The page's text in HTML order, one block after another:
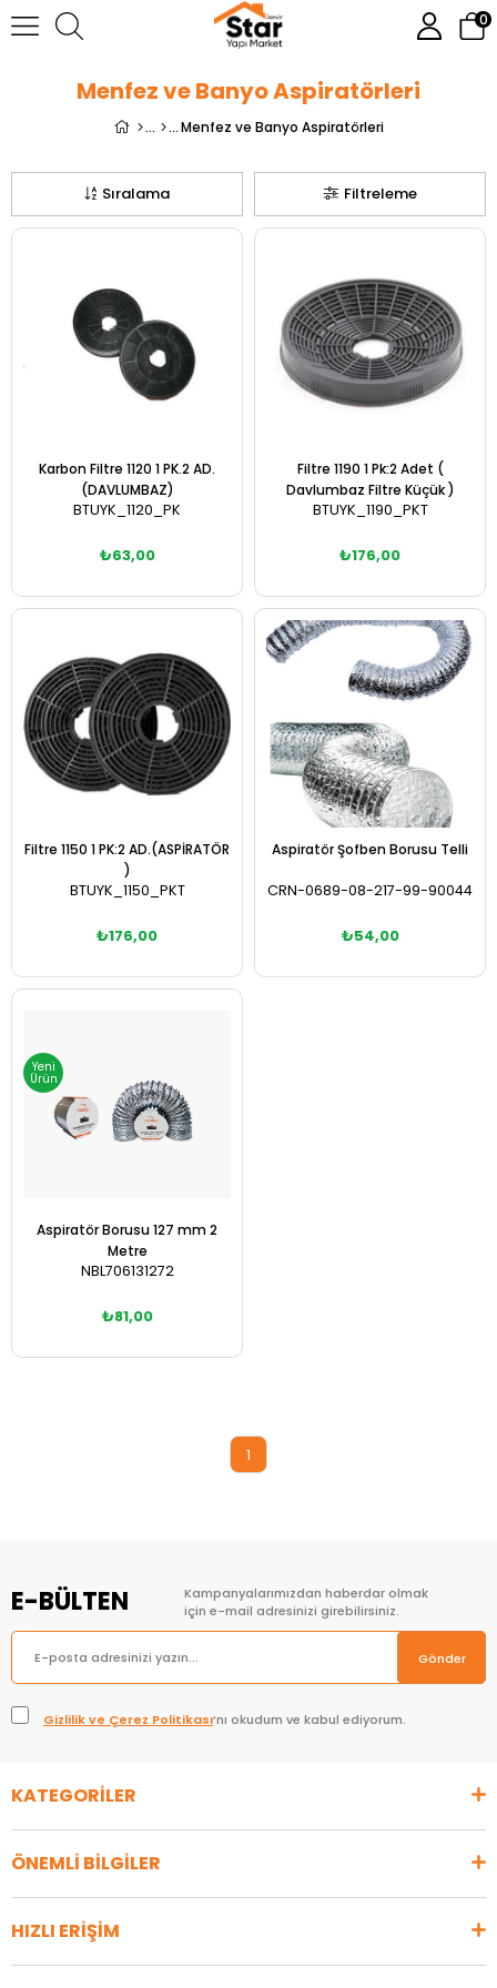
0
Menfez ve Banyo Aspiratörleri
Menfez ve Banyo Aspiratörleri
Filtreleme
Sıralama
Karbon Filtre 1120 1 PK.2 AD.
(DAVLUMBAZ)
BTUYK_1120_PK
₺63,00
Filtre 1190 1 Pk:2 Adet (
Davlumbaz Filtre Küçük )
BTUYK_1190_PKT
₺176,00
Sepete Ekle
Filtre 1150 1 PK:2 AD.(ASPİRATÖR
)
BTUYK_1150_PKT
₺176,00
Aspiratör Şofben Borusu Telli
CRN-0689-08-217-99-90044
₺54,00
Aspiratör Borusu 127 mm 2
Metre
NBL706131272
₺81,00
Yeni
Ürün
1
E-BÜLTEN
Kampanyalarımızdan haberdar olmak
için e-mail adresinizi girebilirsiniz.
Gönder
Gizlilik ve Çerez Politikası’nı okudum ve kabul ediyorum.
KATEGORİLER
ÖNEMLİ BİLGİLER
HIZLI ERİŞİM